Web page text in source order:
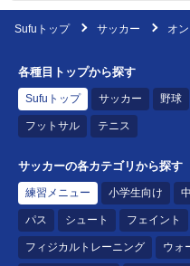
Sufuトップ サッカー オ
各種目トップから探す
Sufuトップ サッカー 野球
フットサル テニス
サッカーの各カテゴリから探す
練習メニュー 小学生向け
パス シュート フェイント
フィジカルトレーニング ウォ